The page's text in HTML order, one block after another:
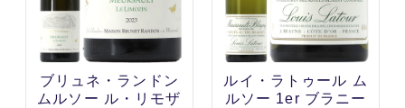
ブリュネ・ランドン
ムルソー ル・リモザ
ルイ・ラトゥール ム
ルソー 1er ブラニー